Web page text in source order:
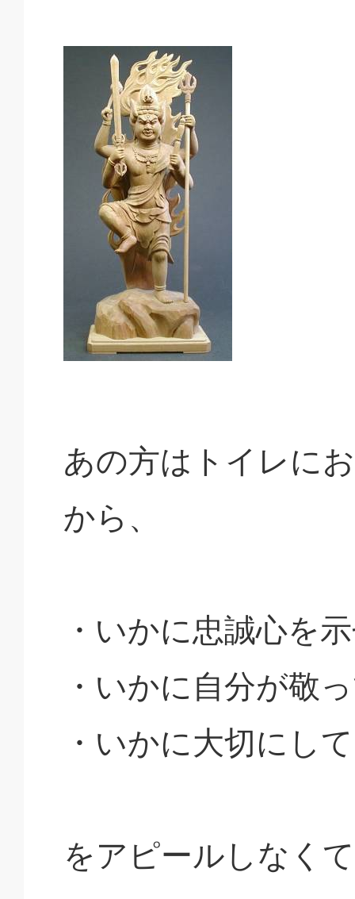
あの方はトイレに
から、
・いかに忠誠心を
・いかに自分が敬
・いかに大切にし
をアピールしなく